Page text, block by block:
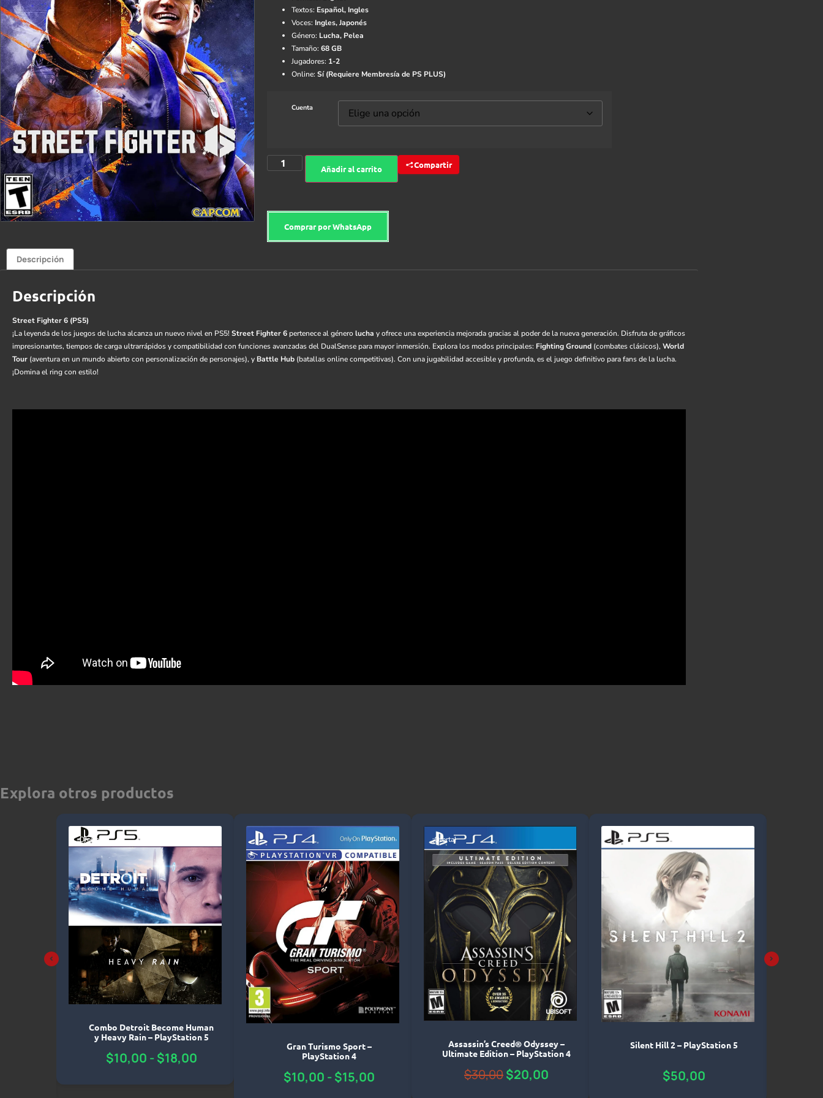
Textos: Español, Ingles
Voces: Ingles, Japonés
Género: Lucha, Pelea
Tamaño: 68 GB
Jugadores: 1-2
Online: Sí (Requiere Membresía de PS PLUS)
Cuenta
Añadir al carrito Compartir
Comprar por WhatsApp
Descripción
Descripción
Street Fighter 6 (PS5)
¡La leyenda de los juegos de lucha alcanza un nuevo nivel en PS5! Street Fighter 6pertenece al génerolucha y ofrece una experiencia mejorada gracias al poder de la nueva generación. Disfruta de gráficos
impresionantes, tiempos de carga ultrarrápidos y compatibilidad con funciones avanzadas del DualSense para mayor inmersión. Explora los modos principales: Fighting Ground (combates clásicos), World
Tour (aventura en un mundo abierto con personalización de personajes), y Battle Hub (batallas online competitivas). Con una jugabilidad accesible y profunda, es el juego definitivo para fans de la lucha.
¡Domina el ring con estilo!
Explora otros productos
¡Oferta!
Combo Detroit Become Human
y Heavy Rain – PlayStation 5
$10,00 - $18,00
Gran Turismo Sport –
PlayStation 4
$10,00 - $15,00
¡Oferta!
Assassin’s Creed® Odyssey –
Ultimate Edition – PlayStation 4
$30,00$20,00
Silent Hill 2 – PlayStation 5
$50,00